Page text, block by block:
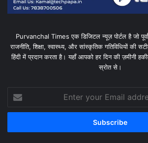
Purvanchal Times एक डिजिटल न्यूज़ पोर्टल है जो
राजनीति, शिक्षा, स्वास्थ्य, और सांस्कृतिक गतिविधियों की
हिंदी में प्रदान करता है। यहाँ आपको हर दिन की ज़मीनी
स्रोत से।
your
Email